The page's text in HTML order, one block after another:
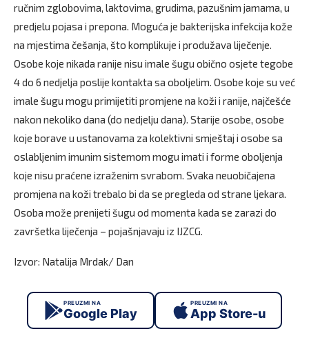
ručnim zglobovima, laktovima, grudima, pazušnim jamama, u
predjelu pojasa i prepona. Moguća je bakterijska infekcija kože
na mjestima češanja, što komplikuje i produžava liječenje.
Osobe koje nikada ranije nisu imale šugu obično osjete tegobe
4 do 6 nedjelja poslije kontakta sa oboljelim. Osobe koje su već
imale šugu mogu primijetiti promjene na koži i ranije, najčešće
nakon nekoliko dana (do nedjelju dana). Starije osobe, osobe
koje borave u ustanovama za kolektivni smještaj i osobe sa
oslabljenim imunim sistemom mogu imati i forme oboljenja
koje nisu praćene izraženim svrabom. Svaka neuobičajena
promjena na koži trebalo bi da se pregleda od strane ljekara.
Osoba može prenijeti šugu od momenta kada se zarazi do
završetka liječenja – pojašnjavaju iz IJZCG.
Izvor: Natalija Mrdak/ Dan
PREUZMI NA
Google Play
PREUZMI NA
App Store-u